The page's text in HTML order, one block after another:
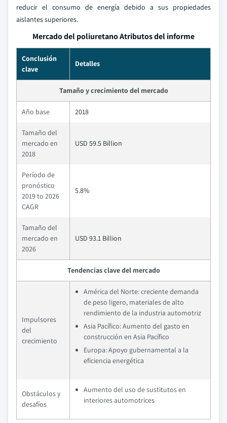
reducir el consumo de energía debido a sus propiedades
aislantes superiores.
Mercado del poliuretano Atributos del informe
Conclusión
clave
Detalles
Tamaño y crecimiento del mercado
Año base 2018
Tamaño del
mercado en
2018
USD 59.5 Billion
Período de
pronóstico
2019 to 2026
CAGR
5.8%
Tamaño del
mercado en
2026
USD 93.1 Billion
Tendencias clave del mercado
Impulsores
del
crecimiento
América del Norte: creciente demanda
de peso ligero, materiales de alto
rendimiento de la industria automotriz
Asia Pacífico: Aumento del gasto en
construcción en Asia Pacífico
Europa: Apoyo gubernamental a la
eficiencia energética
Obstáculos y
desafíos
Aumento del uso de sustitutos en
interiores automotrices